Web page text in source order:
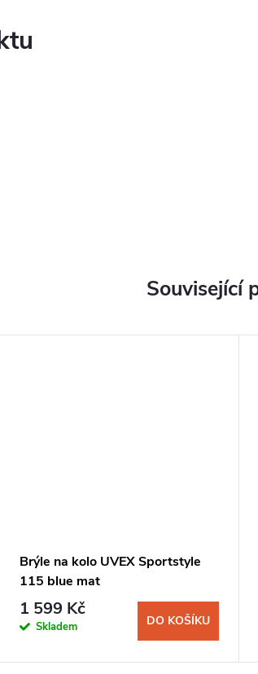
Související
Brýle na kolo UVEX Sportstyle
115 blue mat
1 599 Kč
Skladem DO KOŠÍKU